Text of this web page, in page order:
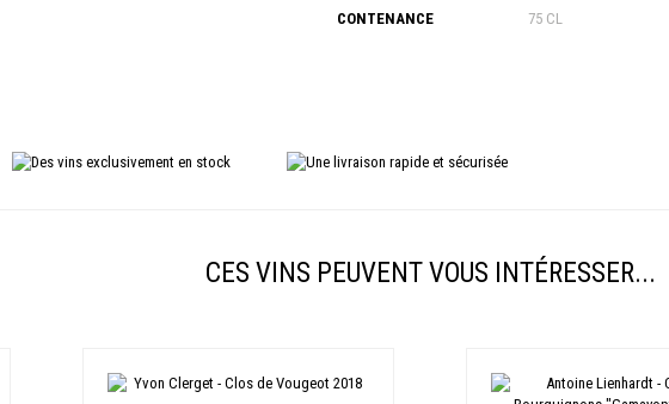
CONTENANCE 75 CL
CES VINS PEUVENT VOUS INTÉRESSER...